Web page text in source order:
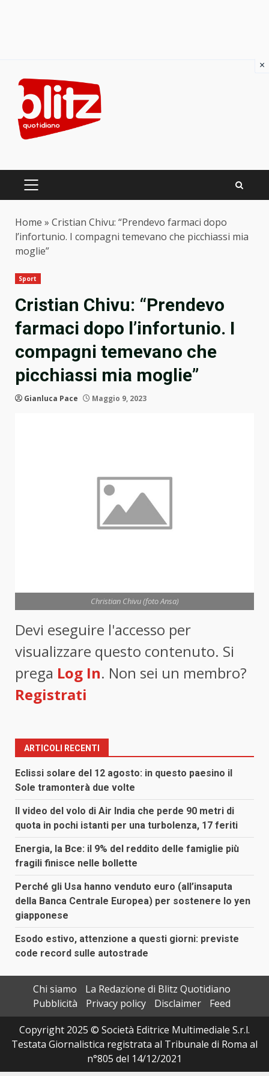
content
PRIMARY
Home » Cristian Chivu: “Prendevo farmaci dopo
l’infortunio. I compagni temevano che picchiassi mia
moglie”
Sport
Cristian Chivu: “Prendevo
farmaci dopo l’infortunio. I
compagni temevano che
picchiassi mia moglie”
Gianluca Pace Maggio 9, 2023
Christian Chivu (foto Ansa)
Devi eseguire l'accesso per
visualizzare questo contenuto. Si
prega Log In. Non sei un membro?
Registrati
ARTICOLI RECENTI
Eclissi solare del 12 agosto: in questo paesino il
Sole tramonterà due volte
Il video del volo di Air India che perde 90 metri di
quota in pochi istanti per una turbolenza, 17 feriti
Energia, la Bce: il 9% del reddito delle famiglie più
fragili finisce nelle bollette
Perché gli Usa hanno venduto euro (all’insaputa
della Banca Centrale Europea) per sostenere lo yen
giapponese
Esodo estivo, attenzione a questi giorni: previste
code record sulle autostrade
Chi siamo
La Redazione di Blitz Quotidiano
Pubblicità
Privacy policy Disclaimer
Feed
Copyright 2025 © Società Editrice Multimediale S.r.l.
Testata Giornalistica registrata al Tribunale di Roma al
n°805 del 14/12/2021
×